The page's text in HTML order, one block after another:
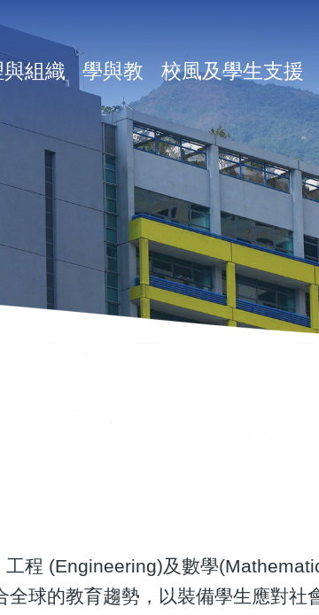
組織 學與教 校風及學生支援
程 (Engineering)及數學
球的教育趨勢，以裝備學生應對社